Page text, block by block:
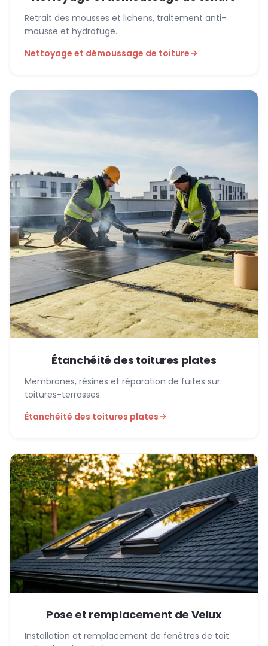
Retrait des mousses et lichens, traitement anti-
mousse et hydrofuge.
Nettoyage et démoussage de toiture
Étanchéité des toitures plates
Membranes, résines et réparation de fuites sur
toitures-terrasses.
Étanchéité des toitures plates
Pose et remplacement de Velux
Installation et remplacement de fenêtres de toit